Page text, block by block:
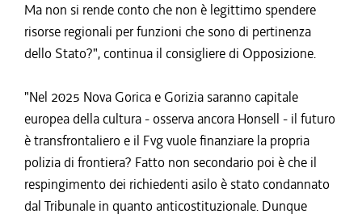
Ma non si rende conto che non è legittimo spendere
risorse regionali per funzioni che sono di pertinenza
dello Stato?", continua il consigliere di Opposizione.
"Nel 2025 Nova Gorica e Gorizia saranno capitale
europea della cultura - osserva ancora Honsell - il futuro
è transfrontaliero e il Fvg vuole finanziare la propria
polizia di frontiera? Fatto non secondario poi è che il
respingimento dei richiedenti asilo è stato condannato
dal Tribunale in quanto anticostituzionale. Dunque